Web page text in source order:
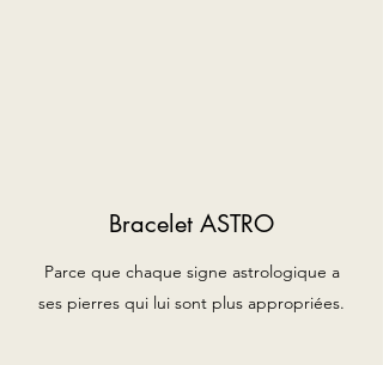
Bracelet ASTRO
Parce que chaque signe astrologique a
ses pierres qui lui sont plus appropriées.